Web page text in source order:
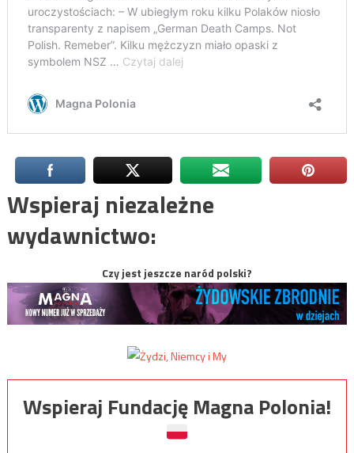
Wspieraj niezależne
wydawnictwo:
Czy jest jeszcze naród polski?
Wspieraj Fundację Magna Polonia!